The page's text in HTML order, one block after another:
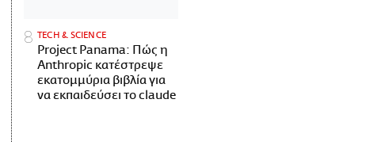
ΤECH & SCIENCE
Project Panama: Πώς η
Anthropic κατέστρεψε
εκατομμύρια βιβλία για
να εκπαιδεύσει το claude